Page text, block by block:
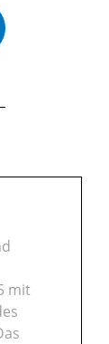
mit